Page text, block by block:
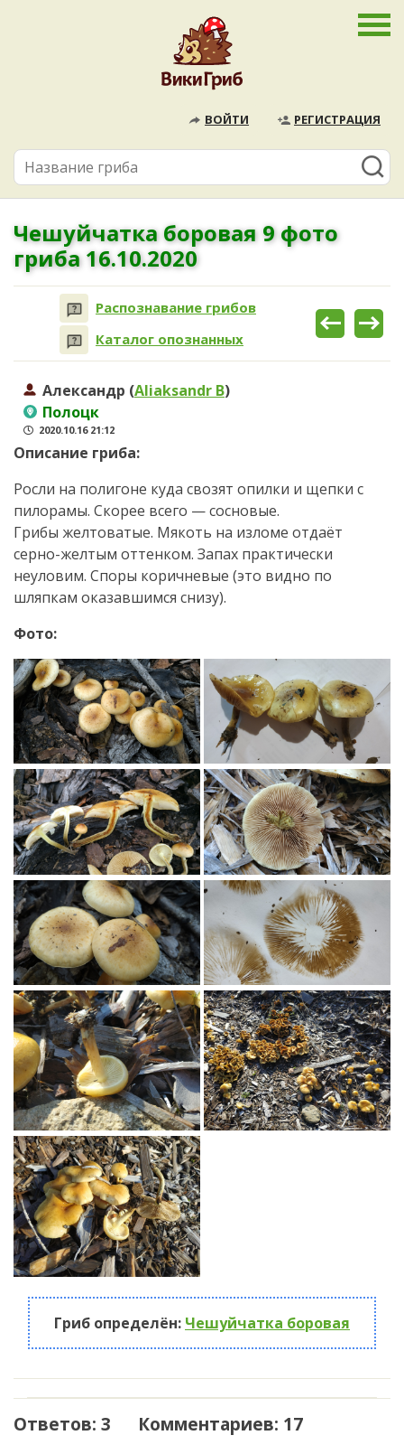
ВОЙТИ РЕГИСТРАЦИЯ
Чешуйчатка боровая 9 фото
гриба 16.10.2020
Распознавание грибов
Каталог опознанных
Александр (Aliaksandr B)
Полоцк
2020.10.16 21:12
Описание гриба:
Росли на полигоне куда свозят опилки и щепки с
пилорамы. Скорее всего — сосновые.
Грибы желтоватые. Мякоть на изломе отдаёт
серно-желтым оттенком. Запах практически
неуловим. Споры коричневые (это видно по
шляпкам оказавшимся снизу).
Фото:
Гриб определён: Чешуйчатка боровая
Ответов: 3 Комментариев: 17